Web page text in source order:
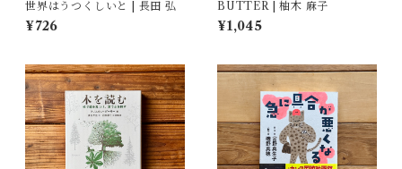
世界はうつくしいと | 長田 弘
¥726
BUTTER | 柚木 麻子
¥1,045